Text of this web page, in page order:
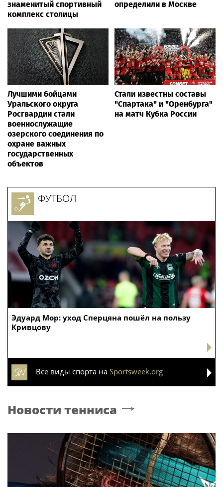
знаменитый спортивный
комплекс столицы
определили в Москве
Лучшими бойцами
Уральского округа
Росгвардии стали
военнослужащие
озерского соединения по
охране важных
государственных
объектов
Стали известны составы
"Спартака" и "Оренбурга"
на матч Кубка России
Эдуард Мор: уход Сперцяна пошёл на пользу
Кривцову
ФУТБОЛ
Все виды спорта на Sportsweek.org
Новости тенниса